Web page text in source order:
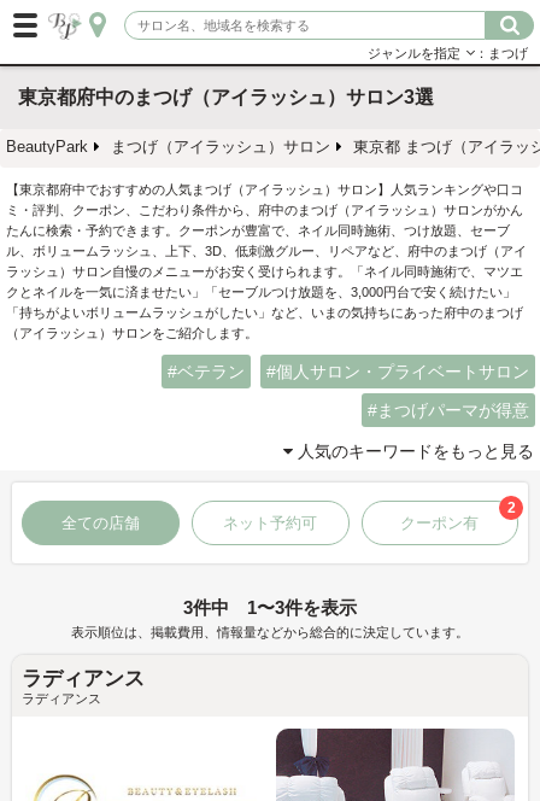
ジャンルを指定 ：まつげ
東京都府中のまつげ（アイラッシュ）サロン3選
BeautyPark まつげ（アイラッシュ）サロン 東京都 まつげ（アイラッ
【東京都府中でおすすめの人気まつげ（アイラッシュ）サロン】人気ランキングや口コ
ミ・評判、クーポン、こだわり条件から、府中のまつげ（アイラッシュ）サロンがかん
たんに検索・予約できます。クーポンが豊富で、ネイル同時施術、つけ放題、セーブ
ル、ボリュームラッシュ、上下、3D、低刺激グルー、リペアなど、府中のまつげ（アイ
ラッシュ）サロン自慢のメニューがお安く受けられます。「ネイル同時施術で、マツエ
クとネイルを一気に済ませたい」「セーブルつけ放題を、3,000円台で安く続けたい」
「持ちがよいボリュームラッシュがしたい」など、いまの気持ちにあった府中のまつげ
（アイラッシュ）サロンをご紹介します。
ベテラン
個人サロン・プライベートサロン
まつげパーマが得意
人気のキーワードをもっと見る
全ての店舗 ネット予約可 クーポン有
2
3件中 1〜3件を表示
表示順位は、掲載費用、情報量などから総合的に決定しています。
ラディアンス
ラディアンス